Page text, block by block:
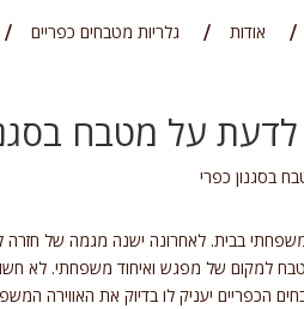
אודות גלריות מטבחים כפריים
על מטבח
בבית. לאחרונה ישנה מגמה של חזרה
למקום של מפגש ואיחוד משפחתי. לא
הכפריים יעניק לו בדיוק את האווירה